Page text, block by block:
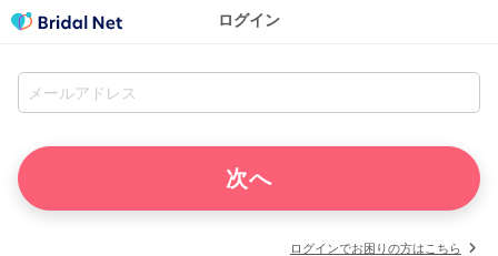
ログイン
ログインでお困りの方はこちら